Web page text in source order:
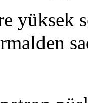
yüksek